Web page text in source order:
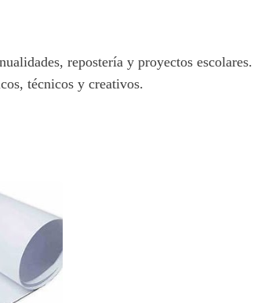
repostería y proyectos
técnicos y creativos.